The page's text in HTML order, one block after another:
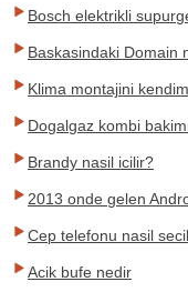
Bosch elektrikli
Baskasindaki Domain
Klima montajini
Dogalgaz kombi
Brandy nasil icilir?
2013 onde gelen
Cep telefonu nasil
Acik bufe nedir